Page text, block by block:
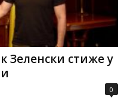
Зеленски стиже у
0